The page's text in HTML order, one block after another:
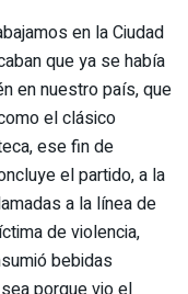
en la Ciudad
que ya se había
en nuestro país, que
el clásico
ese fin de
el partido, a la
a la línea de
de violencia,
bebidas